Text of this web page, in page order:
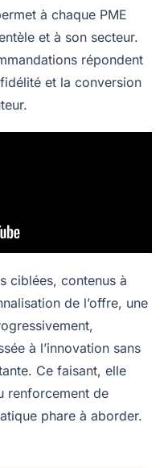
à chaque PME
et à son secteur.
répondent
et la conversion
ciblées, contenus à
de l’offre, une
à l’innovation sans
Ce faisant, elle
renforcement de
phare à aborder.